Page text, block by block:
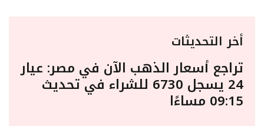
أخر التحديثات
تراجع أسعار الذهب الآن في مصر: عيار
24 يسجل 6730 للشراء في تحديث
09:15 مساءًا